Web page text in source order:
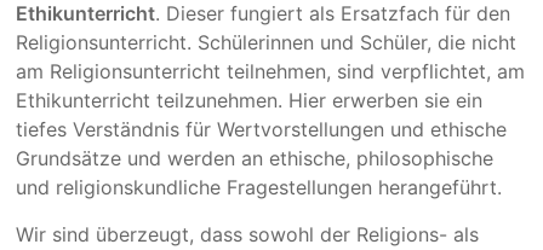
Ethikunterricht. Dieser fungiert als Ersatzfach für den
Religionsunterricht. Schülerinnen und Schüler, die nicht
am Religionsunterricht teilnehmen, sind verpflichtet, am
Ethikunterricht teilzunehmen. Hier erwerben sie ein
tiefes Verständnis für Wertvorstellungen und ethische
Grundsätze und werden an ethische, philosophische
und religionskundliche Fragestellungen herangeführt.
Wir sind überzeugt, dass sowohl der Religions- als